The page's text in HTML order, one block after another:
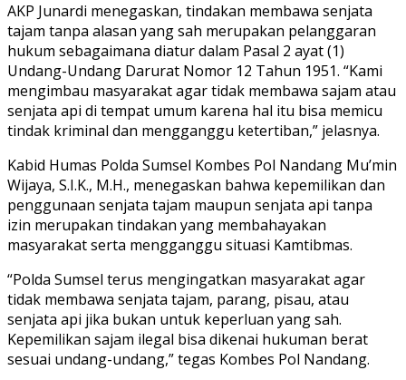
AKP Junardi menegaskan, tindakan membawa senjata
tajam tanpa alasan yang sah merupakan pelanggaran
hukum sebagaimana diatur dalam Pasal 2 ayat (1)
Undang-Undang Darurat Nomor 12 Tahun 1951. “Kami
mengimbau masyarakat agar tidak membawa sajam atau
senjata api di tempat umum karena hal itu bisa memicu
tindak kriminal dan mengganggu ketertiban,” jelasnya.
Kabid Humas Polda Sumsel Kombes Pol Nandang Mu’min
Wijaya, S.I.K., M.H., menegaskan bahwa kepemilikan dan
penggunaan senjata tajam maupun senjata api tanpa
izin merupakan tindakan yang membahayakan
masyarakat serta mengganggu situasi Kamtibmas.
“Polda Sumsel terus mengingatkan masyarakat agar
tidak membawa senjata tajam, parang, pisau, atau
senjata api jika bukan untuk keperluan yang sah.
Kepemilikan sajam ilegal bisa dikenai hukuman berat
sesuai undang-undang,” tegas Kombes Pol Nandang.